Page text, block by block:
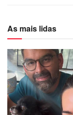
As mais lidas